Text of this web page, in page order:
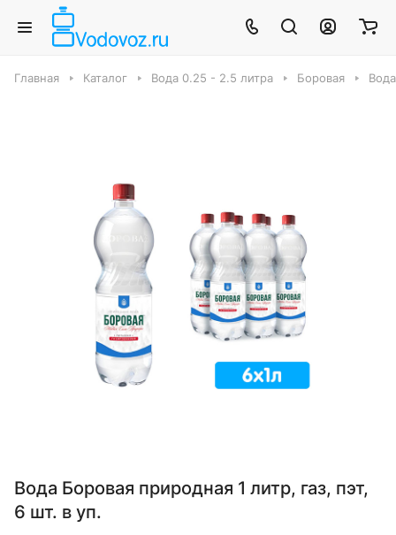
Главная Каталог Вода 0.25 - 2.5 литра Боровая
Вода Боровая природная 1 литр, газ, пэт,
6 шт. в уп.